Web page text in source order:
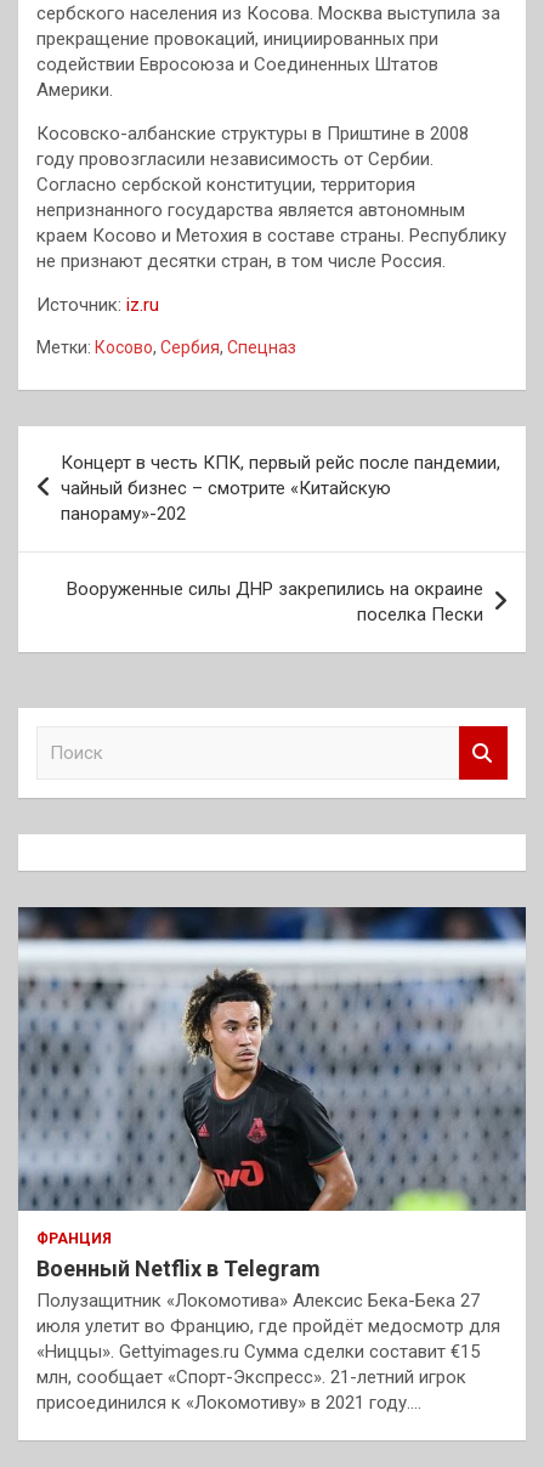
сербского населения из Косова. Москва выступила за
прекращение провокаций, инициированных при
содействии Евросоюза и Соединенных Штатов
Америки.
Косовско-албанские структуры в Приштине в 2008
году провозгласили независимость от Сербии.
Согласно сербской конституции, территория
непризнанного государства является автономным
краем Косово и Метохия в составе страны. Республику
не признают десятки стран, в том числе Россия.
Источник: iz.ru
Метки: Косово, Сербия, Спецназ
по
записям
Концерт в честь КПК, первый рейс после пандемии,
чайный бизнес – смотрите «Китайскую
панораму»-202
Вооруженные силы ДНР закрепились на окраине
поселка Пески
к
ФРАНЦИЯ
Военный Netflix в Telegram
Полузащитник «Локомотива» Алексис Бека-Бека 27
июля улетит во Францию, где пройдёт медосмотр для
«Ниццы». Gettyimages.ru Сумма сделки составит €15
млн, сообщает «Спорт-Экспресс». 21-летний игрок
присоединился к «Локомотиву» в 2021 году.…